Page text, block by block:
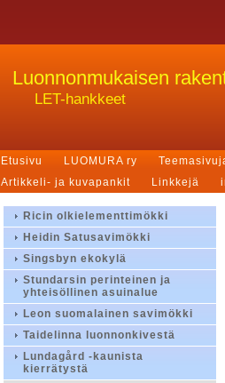
Luonnonmukaisen
LET-hankkeet
Etusivu LUOMURA ry
Artikkeli- ja kuvapankit
Linkkejä
Ricin olkielementtimökki
Heidin Satusavimökki
Singsbyn ekokylä
Stundarsin perinteinen ja
yhteisöllinen asuinalue
Leon suomalainen savimökki
Taidelinna luonnonkivestä
Lundagård -kaunista
kierrätystä